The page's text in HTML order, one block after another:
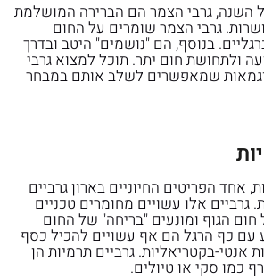
השנה, גרבי הצמר הם הברירה המושלמת
גרבי הצמר שומרים על החום
בנוסף, הם "נושמים" היטב ובדרך
ולתחושת חום יתר. תוכל למצוא גרבי
שמאפשרים לשלב אותם במבחר
אחד הפריטים החיוניים בארון גרביים
גרביים אלו עשויים מחומרים טכניים
הגוף ומונעים "בריחה" של החום
עם כף הרגל הם אף עשויים להכיל כסף
אנטי-בקטריאליות. גרביים תרמיות הן
כמו סקי או טיולים.